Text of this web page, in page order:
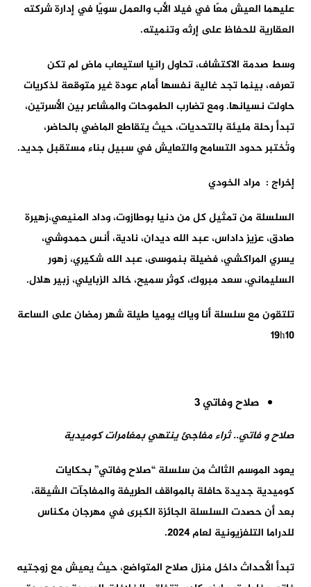
عليهما العيش معًا في فيلا الأب والعمل سويًا في إدارة شركته
العقارية للحفاظ على إرثه وتنميته.
وسط صدمة الاكتشاف، تحاول رانيا استيعاب ماضٍ لم تكن
تعرفه، بينما تجد غالية نفسها أمام عودة غير متوقعة لذكريات
حاولت نسيانها. ومع تضارب الطموحات والمشاعر بين الأسرتين،
تبدأ رحلة مليئة بالتحديات، حيث يتقاطع الماضي بالحاضر،
وتُختبر حدود التسامح والتعايش في سبيل بناء مستقبل جديد.
إخراج : مراد الخودي
السلسلة من تمثيل كل من دنيا بوطازوت، وداد المنيعي،زهيرة
صادق، عزيز داداس، عبد الله ديدان، نادية، أنس حمدوشي،
يسري المراكشي، فضيلة بنموسى، عبد الله شكيري، زهور
السليماني، سعد مبروك، كوثر سميح، خالد الزبايلي، زبير هلال.
تلتقون مع سلسلة أنا وياك يوميا طيلة شهر رمضان على الساعة
19h10
صلاح وفاتي3
صلاح و فاتي.. ثراء مفاجئ ينتهي بمغامرات كوميدية
يعود الموسم الثالث من سلسلة “صلاح وفاتي” بحكايات
كوميدية جديدة حافلة بالمواقف الطريفة والمفاجآت الشيقة،
بعد أن حصدت السلسلة الجائزة الكبرى في مهرجان مكناس
للدراما التلفزيونية لعام 2024.
تبدأ الأحداث داخل منزل صلاح المتواضع، حيث يعيش مع زوجتيه